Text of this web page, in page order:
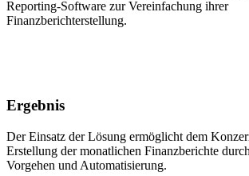
Reporting-Software zur Vereinfachung ihrer
Finanzberichterstellung.
Ergebnis
Der Einsatz der Lösung ermöglicht dem
Erstellung der monatlichen Finanzberichte
Vorgehen und Automatisierung.